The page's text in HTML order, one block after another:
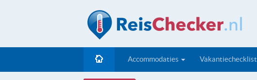
Accommodaties Vakantiechecklist